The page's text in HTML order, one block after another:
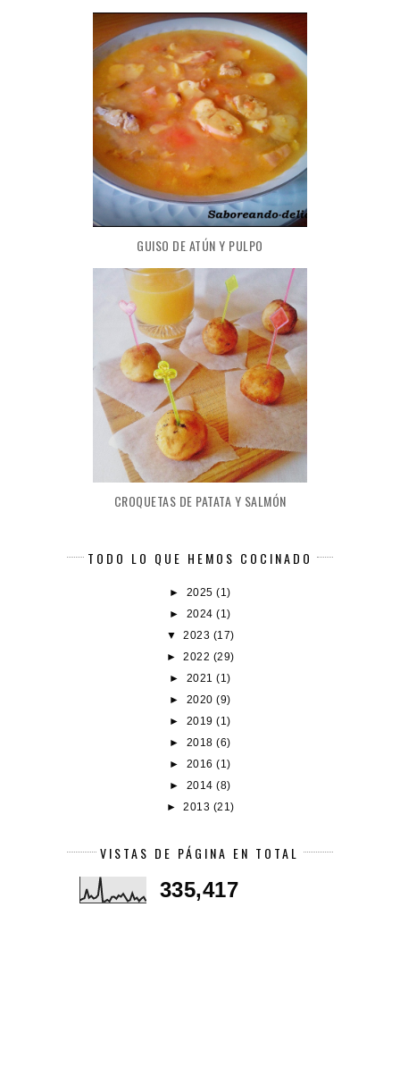
GUISO DE ATÚN Y PULPO
CROQUETAS DE PATATA Y SALMÓN
TODO LO QUE HEMOS COCINADO
► 2025(1)
► 2024(1)
▼ 2023 (17)
► 2022 (29)
► 2021(1)
► 2020(9)
► 2019(1)
► 2018(6)
► 2016(1)
► 2014(8)
► 2013 (21)
VISTAS DE PÁGINA EN TOTAL
335,417